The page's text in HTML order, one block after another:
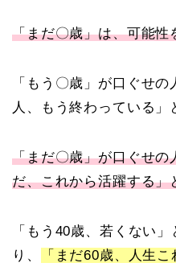
「まだ〇歳」は、可能性
「もう〇歳」が口ぐせ
人、もう終わっている」
「まだ〇歳」が口ぐせの
だ、これから活躍する」
「もう40歳、若くない
り、
「まだ60歳、人生こ